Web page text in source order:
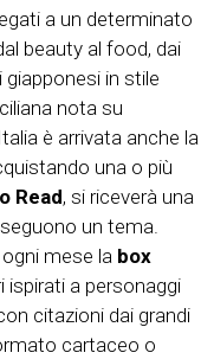
a un determinato
beauty al food, dai
giapponesi in stile
nota su
è arrivata anche la
una o più
Read, si riceverà una
un tema.
ogni mese la box
a personaggi
citazioni dai grandi
cartaceo o